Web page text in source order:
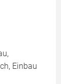
Einbau